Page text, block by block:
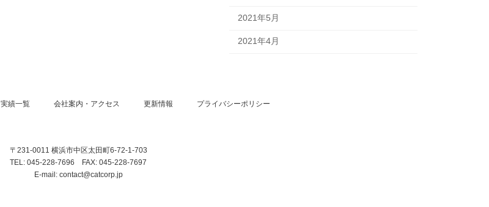
2021年5月
2021年4月
実績一覧 会社案内・アクセス 更新情報 プライバシーポリシー
〒231-0011 横浜市中区太田町6-72-1-703
TEL: 045-228-7696 FAX: 045-228-7697
E-mail: contact@catcorp.jp